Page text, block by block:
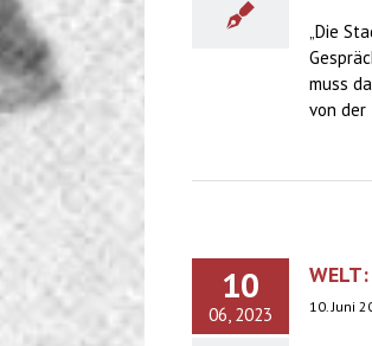
„Die
muss
von der
10
06, 2023 10. Juni